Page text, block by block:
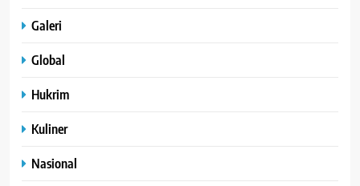
Galeri
Global
Hukrim
Kuliner
Nasional